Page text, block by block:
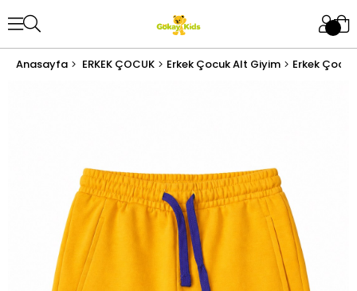
Anasayfa ERKEK ÇOCUK Erkek Çocuk Alt Giyim Erkek